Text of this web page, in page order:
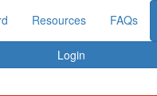
Resources FAQs
Login